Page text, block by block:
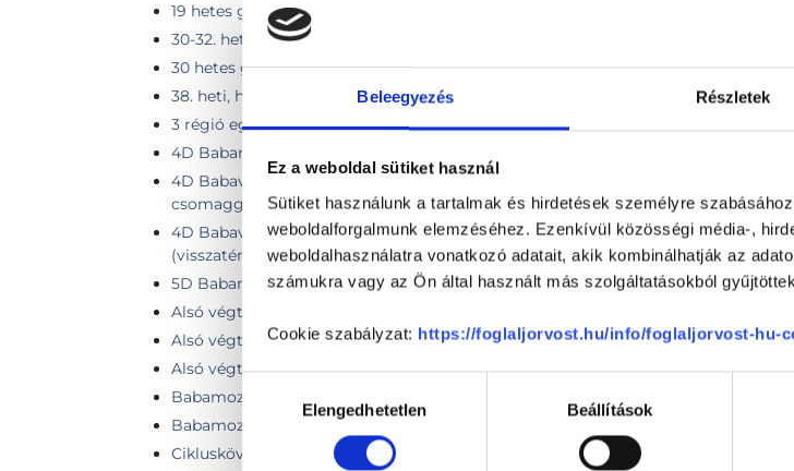
Beleegyezés Részletek
Ez a weboldal sütiket használ
Sütiket használunk a tartalmak és hirdetések személyre
weboldalforgalmunk elemzéséhez. Ezenkívül közösségi média-,
weboldalhasználatra vonatkozó adatait, akik kombinálhatják az
számukra vagy az Ön által használt más szolgáltatásokból
Cookie szabályzat: https://foglaljorvost.hu/info/foglaljorvost-hu-
kiválasztásaElengedhetetlen Beállítások
19 hetes genetikai UH
30-32. heti, harmadik trimeszteri ultrahang vizsgálat
30 hetes genetikai UH
38. heti, harmadik trimeszteri ultrahang vizsgálat
3 régió együttes vizsgálata
4D Babamozi
4D Babavízió Alap csomag 50% kedvezménnyel, AJÁNDÉK PREMIUM
csomaggal
4D Babavízió Alap csomag 50% Visszaváró kedvezménnyel
(visszatérőknek a 2. vizsgálattól)
5D Babamozi
Alsó végtag artériás keringés Doppler vizsgálata
Alsó végtag (egy láb) vénás Doppler vizsgálata
Alsó végtagok vénás Doppler vizsgálata
Babamozi (4D-s terhességi UH vizsgálat)
Babamozi (4D-s terhességi UH vizsgálat) ikerterhesség esetén
Cikluskövetés ultrahang vizsgálat